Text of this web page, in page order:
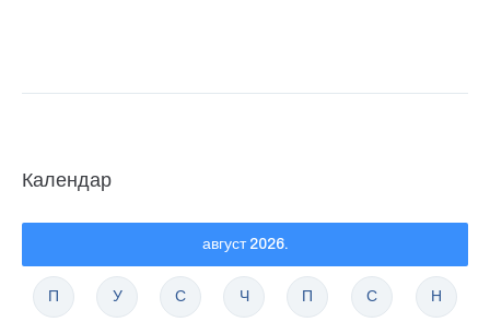
Календар
август 2026.
П У С Ч П С Н